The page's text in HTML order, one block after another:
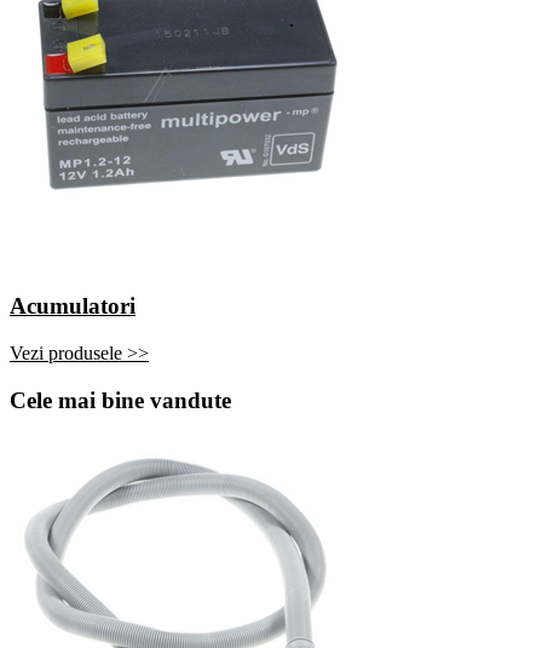
Acumulatori
Vezi produsele >>
Cele mai bine vandute